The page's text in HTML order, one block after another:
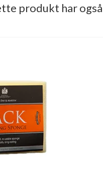
produkt har også